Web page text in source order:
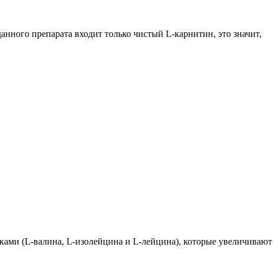
препарата входит только чистый L-карнитин, это значит,
(L-валина, L-изолейцина и L-лейцина), которые увеличивают